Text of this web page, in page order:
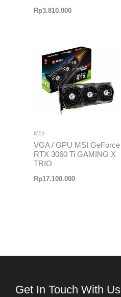
Rp3.810.000
MSI
VGA / GPU MSI GeForce
RTX 3060 Ti GAMING X
TRIO
Rp17.100.000
Get In Touch With Us